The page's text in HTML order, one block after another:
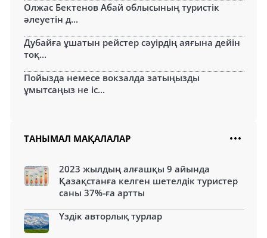
Олжас Бектенов Абай облысының туристік
әлеуетін д...
Дубайға ұшатын рейстер сәуірдің аяғына дейін
тоқ...
Пойызда немесе вокзалда затыңызды
ұмытсаңыз не іс...
ТАНЫМАЛ МАҚАЛАЛАР
2023 жылдың алғашқы 9 айында
Қазақстанға келген шетелдік туристер
саны 37%-ға артты
Үздік авторлық турлар